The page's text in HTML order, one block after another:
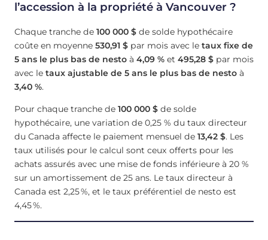
l’accession à la propriété à Vancouver ?
Chaque tranche de 100 000 $ de solde hypothécaire
coûte en moyenne 530,91 $ par mois avec le taux fixe de
5 ans le plus bas de nesto à 4,09 % et 495,28 $ par mois
avec le taux ajustable de 5 ans le plus bas de nesto à
3,40 %.
Pour chaque tranche de 100 000 $ de solde
hypothécaire, une variation de 0,25 % du taux directeur
du Canada affecte le paiement mensuel de 13,42 $. Les
taux utilisés pour le calcul sont ceux offerts pour les
achats assurés avec une mise de fonds inférieure à 20 %
sur un amortissement de 25 ans. Le taux directeur à
Canada est 2,25%, et le taux préférentiel de nesto est
4,45%.